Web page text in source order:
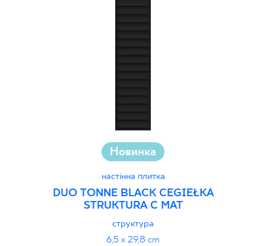
Новинка
настінна плитка
DUO TONNE BLACK CEGIEŁKA
STRUKTURA C MAT
структура
6,5 x 29,8 cm